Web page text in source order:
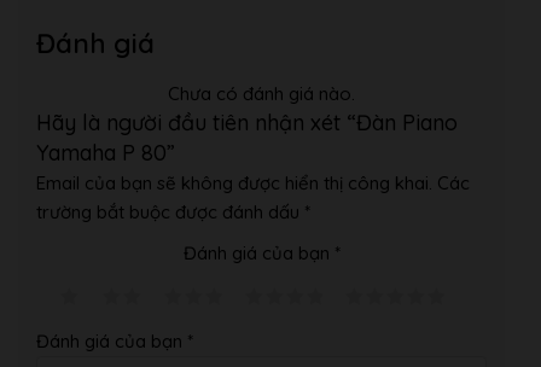
các nhạc cụ khác tại thủ đô Tokyo Nhật Bản.
Hình Ảnh Showroom Của Âm Nhạc Bình Minh:
Đánh giá
Chưa có đánh giá nào.
Hãy là người đầu tiên nhận xét “Đàn Piano
Yamaha P 80”
Email của bạn sẽ không được hiển thị công khai. Các
trường bắt buộc được đánh dấu *
Đánh giá của bạn *
Đánh giá của bạn *